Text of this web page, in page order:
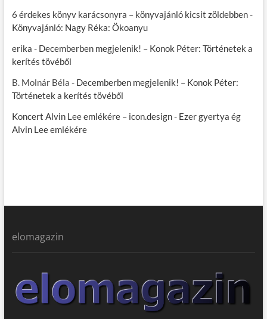
6 érdekes könyv karácsonyra – könyvajánló kicsit zöldebben-
Könyvajánló: Nagy Réka: Ökoanyu
erika - Decemberben megjelenik! – Konok Péter: Történetek a
kerítés tövéből
B. Molnár Béla - Decemberben megjelenik! – Konok Péter:
Történetek a kerítés tövéből
Koncert Alvin Lee emlékére – icon.design- Ezer gyertya ég
Alvin Lee emlékére
elomagazin